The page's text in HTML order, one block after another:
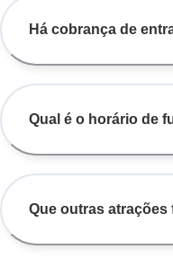
Há cobrança de
Qual é o horário de
Que outras atrações